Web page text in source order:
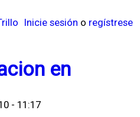
Inicie sesión o regístrese
en
- 11:17